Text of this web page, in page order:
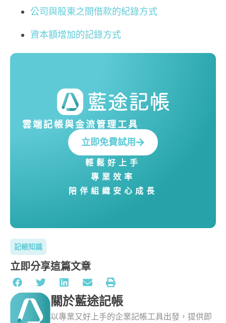
公司與股東之間借款的紀錄方式
資本額增加的記錄方式
雲端記帳與金流管理工具
立即免費試用
輕鬆好上手
專業效率
陪伴組織安心成長
記帳知識
立即分享這篇文章
關於藍途記帳
以專業又好上手的企業記帳工具出發，提供即